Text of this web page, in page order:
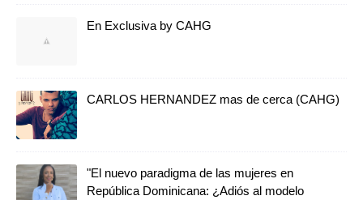
En Exclusiva by CAHG
CARLOS HERNANDEZ mas de cerca (CAHG)
"El nuevo paradigma de las mujeres en
República Dominicana: ¿Adiós al modelo